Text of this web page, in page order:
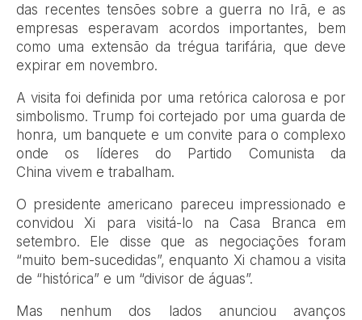
das recentes tensões sobre a guerra no Irã, e as
empresas esperavam acordos importantes, bem
como uma extensão da trégua tarifária, que deve
expirar em novembro.
A visita foi definida por uma retórica calorosa e por
simbolismo. Trump foi cortejado por uma guarda de
honra, um banquete e um convite para o complexo
onde os líderes do Partido Comunista da
China vivem e trabalham.
O presidente americano pareceu impressionado e
convidou Xi para visitá-lo na Casa Branca em
setembro. Ele disse que as negociações foram
“muito bem-sucedidas”, enquanto Xi chamou a visita
de “histórica” e um “divisor de águas”.
Mas nenhum dos lados anunciou avanços